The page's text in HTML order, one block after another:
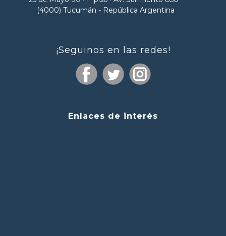
(4000) Tucumán - República Argentina
¡Seguinos en las redes!
Enlaces de interés